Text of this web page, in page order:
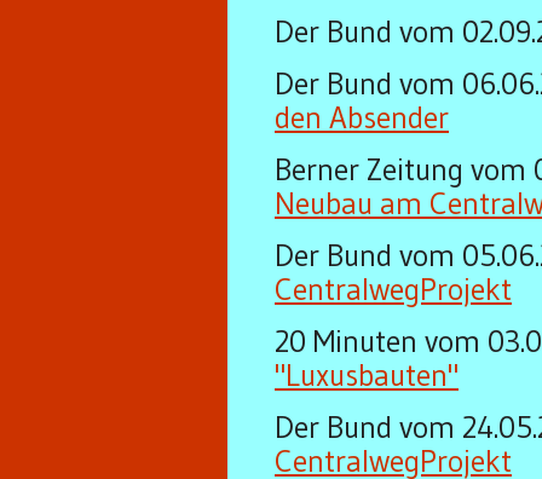
Der Bund vom
Der Bund vom
den Absender
Berner Zeitung vom
Neubau am
Der Bund vom
CentralwegProjekt
20 Minuten vom
"Luxusbauten"
Der Bund vom
CentralwegProjekt